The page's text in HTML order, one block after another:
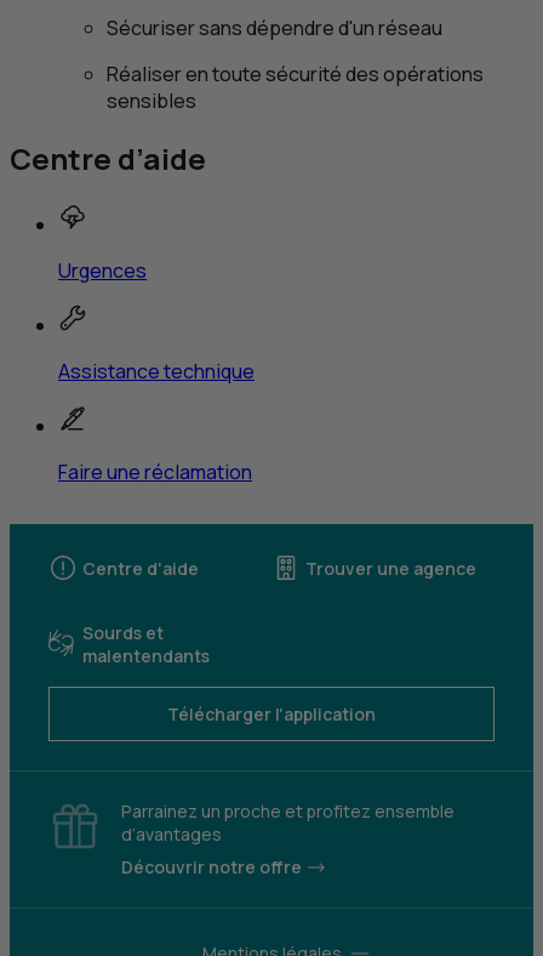
Sécuriser sans dépendre d'un réseau
Réaliser en toute sécurité des opérations
sensibles
Centre d’aide
Urgences
Assistance technique
Faire une réclamation
Centre d'aide Trouver une agence
Sourds et
malentendants
Télécharger l'application
Parrainez un proche et profitez ensemble
d’avantages
Découvrir notre offre